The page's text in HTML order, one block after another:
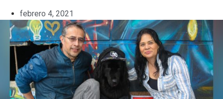
febrero 4, 2021